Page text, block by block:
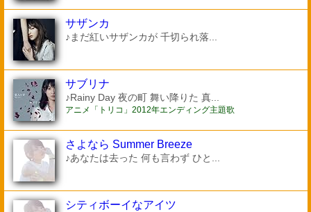
サザンカ
♪まだ紅いサザンカが 千切られ落...
サブリナ
♪Rainy Day 夜の町 舞い降りた 真...
アニメ「トリコ」2012年エンディング主題歌
さよなら Summer Breeze
♪あなたは去った 何も言わず ひと...
シティボーイなアイツ